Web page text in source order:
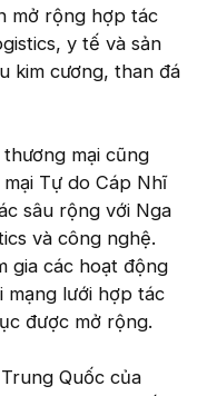
mở rộng hợp tác
y tế và sản
kim cương, than đá
mại cũng
Tự do Cáp Nhĩ
sâu rộng với Nga
và công nghệ.
gia các hoạt động
mạng lưới hợp tác
được mở rộng.
Quốc của